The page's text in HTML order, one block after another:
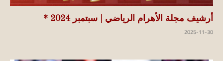
أرشيف مجلة الأهرام الرياضي | سبتمبر 2024 *
2025-11-30